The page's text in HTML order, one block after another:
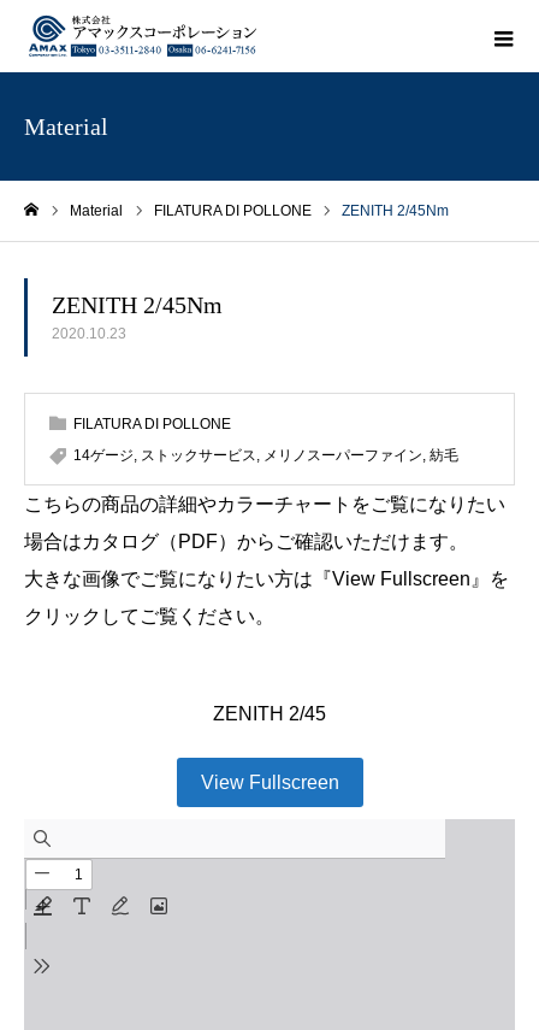
Material
Material FILATURA DI POLLONE ZENITH 2/45Nm
ZENITH 2/45Nm
2020.10.23
FILATURA DI POLLONE
14ゲージ, ストックサービス, メリノスーパーファイン, 紡毛
こちらの商品の詳細やカラーチャートをご覧になりたい
場合はカタログ（PDF）からご確認いただけます。
大きな画像でご覧になりたい方は『View Fullscreen』を
クリックしてご覧ください。
ZENITH 2/45
View Fullscreen